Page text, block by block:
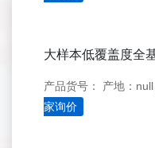
大样本低覆盖度全
产品货号： 产地：null
家询价